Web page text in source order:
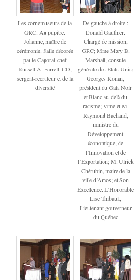
Les cornemuseurs de la
GRC. Au pupitre,
Johanne, maître de
cérémonie. Salle décorée
par le Caporal-chef
Russell A. Farrell, CD,
sergent-recruteur et de la
diversité
De gauche à droite :
Donald Gauthier,
Chargé de mission,
GRC; Mme Mary B.
Marshall, consule
générale des Etats-Unis;
Georges Konan,
président du Gala Noir
et Blanc au-delà du
racisme; Mme et M.
Raymond Bachand,
ministre du
Développement
économique, de
l’Innovation et de
l’Exportation; M. Ulrick
Chérubin, maire de la
ville d’Amos; et Son
Excellence, L’Honorable
Lise Thibault,
Lieutenant-gouverneur
du Québec